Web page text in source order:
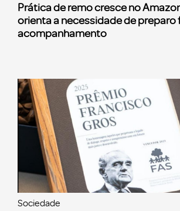
Prática de remo cresce no
orienta a necessidade de preparo
acompanhamento
Sociedade